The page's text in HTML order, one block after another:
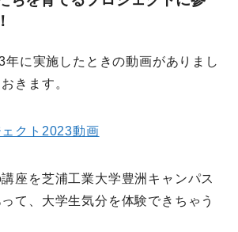
に実施したときの動画がありまし
きます。
クト2023動画
座を芝浦工業大学豊洲キャンパス
て、大学生気分を体験できちゃう